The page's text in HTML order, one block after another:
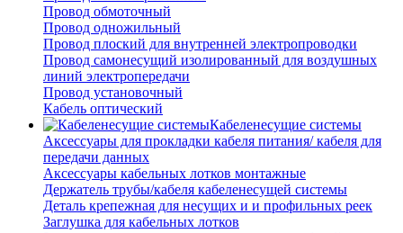
Провод обмоточный
Провод одножильный
Провод плоский для внутренней электропроводки
Провод самонесущий изолированный для воздушных
линий электропередачи
Провод установочный
Кабель оптический
Кабеленесущие системы
Аксессуары для прокладки кабеля питания/ кабеля для
передачи данных
Аксессуары кабельных лотков монтажные
Держатель трубы/кабеля кабеленесущей системы
Деталь крепежная для несущих и и профильных реек
Заглушка для кабельных лотков